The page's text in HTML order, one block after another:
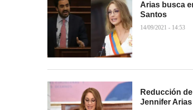
Arias busca
Santos
14/09/2021 - 14:53
Reducción
Jennifer Arias